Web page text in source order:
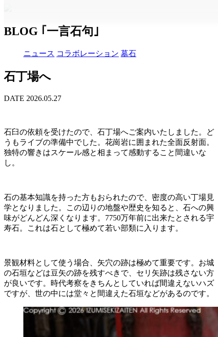
BLOG ｢一言石句｣
ニュース コラボレーション 墓石
石丁場へ
DATE 2026.05.27
石臼の依頼を受けたので、石丁場へご案内いたしました。ど
うもライブの準備中でした。花崗岩に囲まれた全面反射面。
独特の響きはスケール感と相まって感動すること間違いな
し。
石の基本知識を持った方もおられたので、密度の高い丁場見
学となりました。この辺りの地盤や歴史を知ると、石への興
味がどんどん深くなります。7750万年前に出来たとされる宇
寿石。これは石として極めて若い部類に入ります。
景観材料として使う場合、矢穴の跡は極めて重要です。お城
の石垣などは豆矢の跡を残すべきで、セリ矢跡は残さない方
が良いです。時代考察をきちんとしていれば間違えないハズ
ですが、世の中には堂々と間違えた石垣などがあるのです。